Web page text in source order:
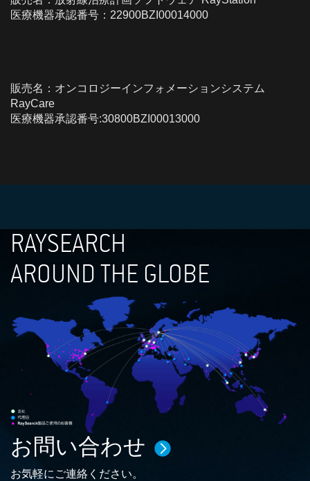
医療機器承認番号：22900BZI00014000
販売名：オンコロジーインフォメーションシステム
RayCare
医療機器承認番号:30800BZI00013000
RAYSEARCH
AROUND THE GLOBE
お問い合わせ
お気軽にご連絡ください。